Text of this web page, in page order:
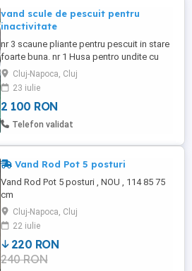
vand scule de pescuit pentru
inactivitate
nr 3 scaune pliante pentru pescuit in stare
foarte buna. nr 1 Husa pentro undite cu
multe buzunare(trebuie cusuta un pic) nr 1
suport pentru 4 undite la stand nr 10
undite absolut in stare optima de
functionare : 1- GOLDSTAR Duna L 240
2sectiuni 500g cu Mulin BARACUDA 2-
Cluj-Napoca, Cluj
23 iulie
2 100 RON
Telefon validat
Vand Rod Pot 5 posturi
Vand Rod Pot 5 posturi , NOU , 114 85 75
cm
Cluj-Napoca, Cluj
22 iulie
220 RON
240 RON